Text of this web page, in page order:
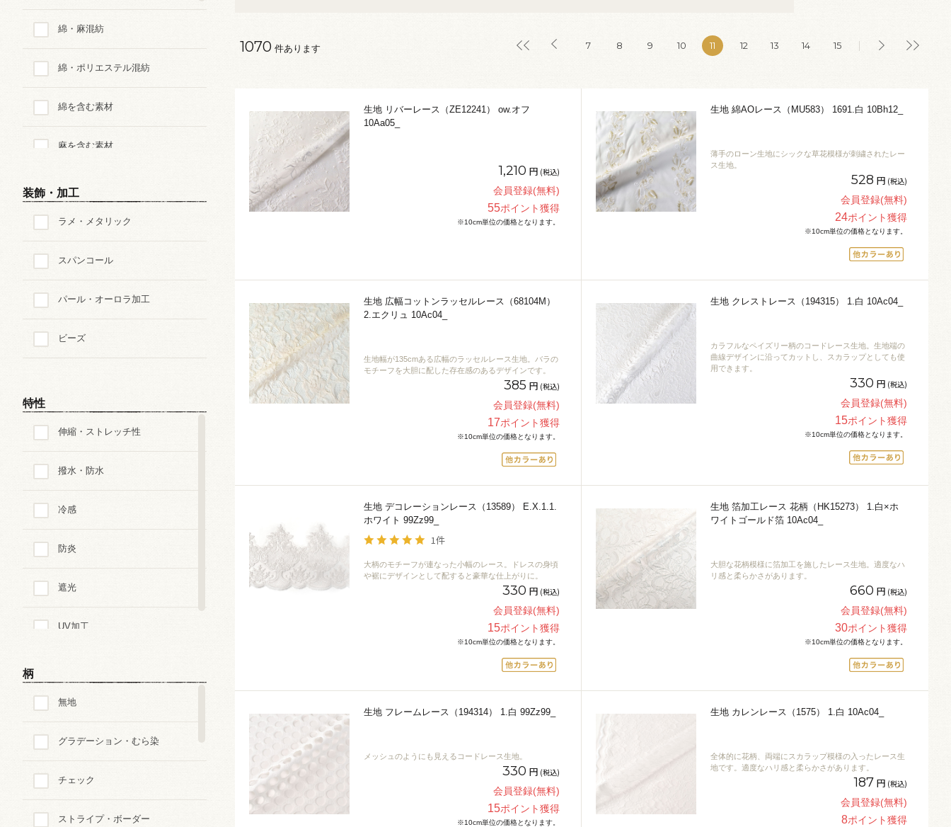
綿・麻混紡
綿・ポリエステル混紡
綿を含む素材
麻を含む素材
毛・ウールを含む素材
シルク
ポリエステル
ナイロン
装飾・加工
ラメ・メタリック
スパンコール
パール・オーロラ加工
ビーズ
特性
伸縮・ストレッチ性
撥水・防水
冷感
防炎
遮光
UV加工
柄
無地
グラデーション・むら染
チェック
ストライプ・ボーダー
1070 件あります 7 8 9 10 11 12 13 14 15
生地 リバーレース（ZE12241） ow.オフ
10Aa05_
1,210 円 (税込)
会員登録(無料)
55ポイント獲得
※10cm単位の価格となります。
生地 綿AOレース（MU583） 1691.白 10Bh12_
薄手のローン生地にシックな草花模様が刺繍されたレー
ス生地。
528 円 (税込)
会員登録(無料)
24ポイント獲得
※10cm単位の価格となります。
生地 広幅コットンラッセルレース（68104M）
2.エクリュ 10Ac04_
生地幅が135cmある広幅のラッセルレース生地。バラの
モチーフを大胆に配した存在感のあるデザインです。
385 円 (税込)
会員登録(無料)
17ポイント獲得
※10cm単位の価格となります。
生地 クレストレース（194315） 1.白 10Ac04_
カラフルなペイズリー柄のコードレース生地。生地端の
曲線デザインに沿ってカットし、スカラップとしても使
用できます。
330 円 (税込)
会員登録(無料)
15ポイント獲得
※10cm単位の価格となります。
生地 デコレーションレース（13589） E.X.1.1.
ホワイト 99Zz99_
1件
大柄のモチーフが連なった小幅のレース。ドレスの身頃
や裾にデザインとして配すると豪華な仕上がりに。
330 円 (税込)
会員登録(無料)
15ポイント獲得
※10cm単位の価格となります。
生地 箔加工レース 花柄（HK15273） 1.白×ホ
ワイトゴールド箔 10Ac04_
大胆な花柄模様に箔加工を施したレース生地。適度なハ
リ感と柔らかさがあります。
660 円 (税込)
会員登録(無料)
30ポイント獲得
※10cm単位の価格となります。
生地 フレームレース（194314） 1.白 99Zz99_
メッシュのようにも見えるコードレース生地。
330 円 (税込)
会員登録(無料)
15ポイント獲得
※10cm単位の価格となります。
生地 カレンレース（1575） 1.白 10Ac04_
全体的に花柄、両端にスカラップ模様の入ったレース生
地です。適度なハリ感と柔らかさがあります。
187 円 (税込)
会員登録(無料)
8ポイント獲得